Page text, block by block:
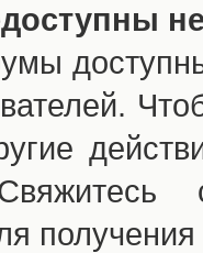
получения